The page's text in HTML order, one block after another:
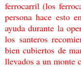
ferrocarril (los
persona hace esto
ayudadurante la
los santeros
bien cubiertos de
llevados a un monte